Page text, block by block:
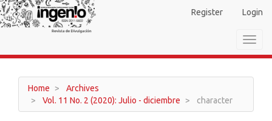
Main
Navigation
Main
Sidebar
Register Login
Home
Archives
Vol. 11 No. 2 (2020): Julio - diciembre
character